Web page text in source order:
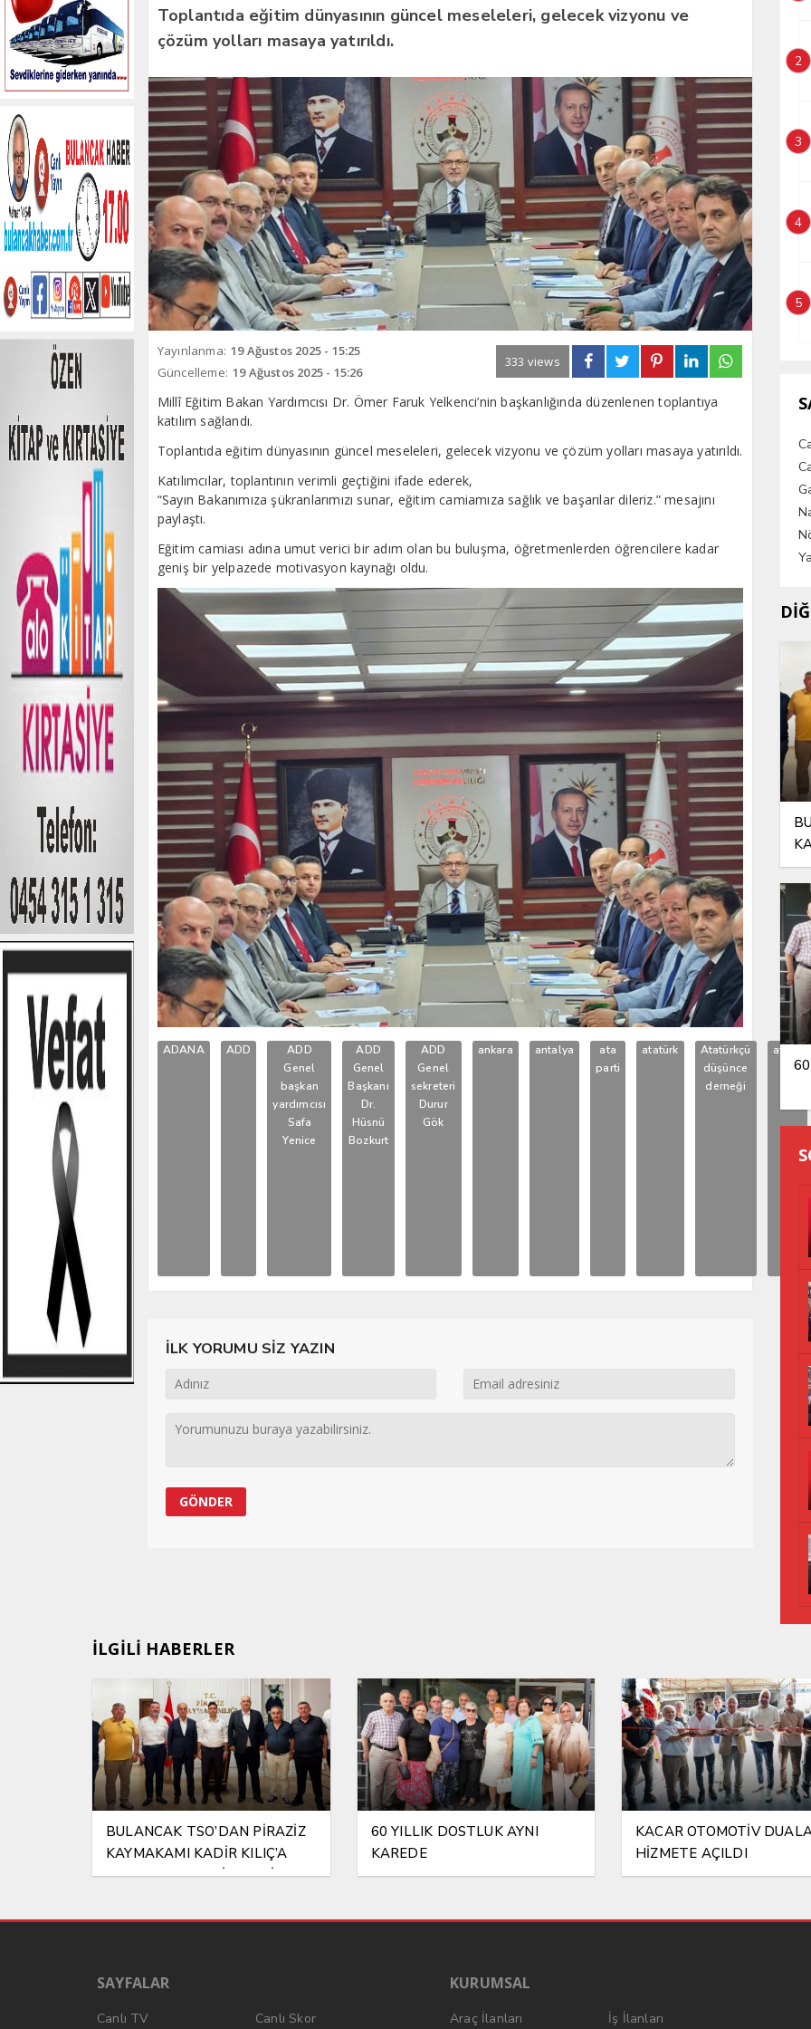
Toplantıda eğitim dünyasının güncel meseleleri, gelecek vizyonu ve
çözüm yolları masaya yatırıldı.
Yayınlanma: 19 Ağustos 2025 - 15:25
Güncelleme: 19 Ağustos 2025 - 15:26
333 views
Millî Eğitim Bakan Yardımcısı Dr. Ömer Faruk Yelkenci’nin başkanlığında düzenlenen toplantıya
katılım sağlandı.
Toplantıda eğitim dünyasının güncel meseleleri, gelecek vizyonu ve çözüm yolları masaya yatırıldı.
Katılımcılar, toplantının verimli geçtiğini ifade ederek,
“Sayın Bakanımıza şükranlarımızı sunar, eğitim camiamıza sağlık ve başarılar dileriz.” mesajını
paylaştı.
Eğitim camiası adına umut verici bir adım olan bu buluşma, öğretmenlerden öğrencilere kadar
geniş bir yelpazede motivasyon kaynağı oldu.
ADANA ADD
ADD
Genel
başkan
yardımcısı
Safa
Yenice
ADD
Genel
Başkanı
Dr.
Hüsnü
Bozkurt
ADD
Genel
sekreteri
Durur
Gök
ankara antalya
ata
parti
atatürk
Atatürkçü
düşünce
derneği
aydın
İLK YORUMU SİZ YAZIN
2
3
4
5
İLGİLİ HABERLER
BULANCAK TSO’DAN PİRAZİZ
KAYMAKAMI KADİR KILIÇ’A
HAYIRLI OLSUN ZİYARETİ
60 YILLIK DOSTLUK AYNI
KAREDE
KACAR OTOMOTİV
HİZMETE AÇILDI
SAYFALAR
Canlı TV Canlı Skor
KURUMSAL
Araç İlanları İş İlanları